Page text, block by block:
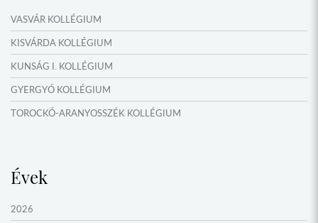
NYÁRI TÁBOROK
OKTATÁS, KULTÚRA
VASVÁR KOLLÉGIUM
KISVÁRDA KOLLÉGIUM
KUNSÁG I. KOLLÉGIUM
GYERGYÓ KOLLÉGIUM
TOROCKÓ-ARANYOSSZÉK KOLLÉGIUM
GARAM MENTI KOLLÉGIUM
ŐRVIDÉK KOLLÉGIUM
Évek
2026